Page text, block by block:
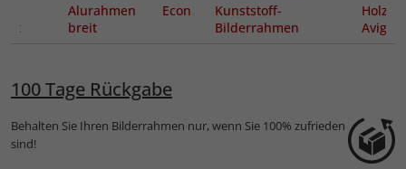
Alurahmen Econ
breit
Kunststoff-
Bilderrahmen
100 Tage Rückgabe
Behalten Sie Ihren Bilderrahmen nur, wenn Sie 100% zufrieden
sind!